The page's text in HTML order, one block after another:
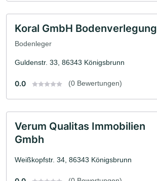
Koral GmbH Bodenverlegung
Bodenleger
Guldenstr. 33, 86343 Königsbrunn
0.0 (0 Bewertungen)
Verum Qualitas Immobilien
Gmbh
Weißkopfstr. 34, 86343 Königsbrunn